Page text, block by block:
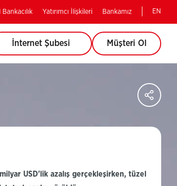
Bankacılık Yatırımcı İlişkileri Bankamız EN
İnternet Şubesi Müşteri Ol
(Bu
açılacaktır)
milyar USD'lik azalışgerçekleşirken, tüzel